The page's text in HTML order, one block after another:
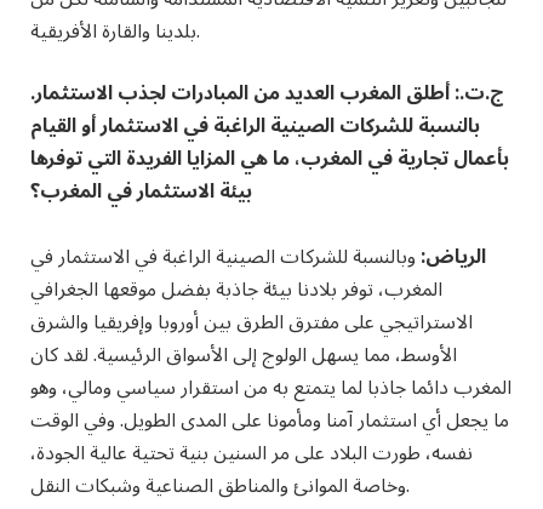
بلدينا والقارة الأفريقية.
ج.ت.: أطلق المغرب العديد من المبادرات لجذب الاستثمار.
بالنسبة للشركات الصينية الراغبة في الاستثمار أو القيام
بأعمال تجارية في المغرب، ما هي المزايا الفريدة التي توفرها
بيئة الاستثمار في المغرب؟
الرياض:وبالنسبة للشركات الصينية الراغبة في الاستثمار في
المغرب، توفر بلادنا بيئة جاذبة بفضل موقعها الجغرافي
الاستراتيجي على مفترق الطرق بين أوروبا وإفريقيا والشرق
الأوسط، مما يسهل الولوج إلى الأسواق الرئيسية. لقد كان
المغرب دائما جاذبا لما يتمتع به من استقرار سياسي ومالي، وهو
ما يجعل أي استثمار آمنا ومأمونا على المدى الطويل. وفي الوقت
نفسه، طورت البلاد على مر السنين بنية تحتية عالية الجودة،
وخاصة الموانئ والمناطق الصناعية وشبكات النقل.